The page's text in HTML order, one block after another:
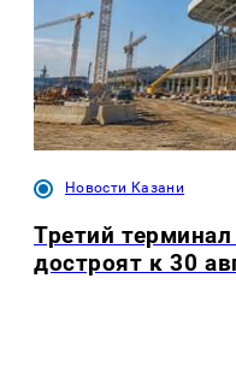
Новости Казани
Третий
достроят к 30